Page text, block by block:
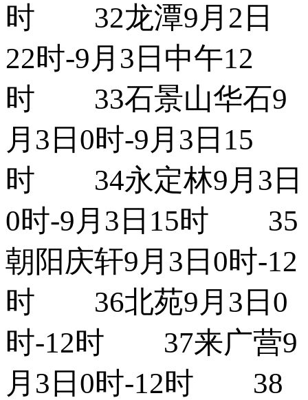
时 32龙潭9月2日
22时-9月3日中午12
时 33石景山华石9
月3日0时-9月3日15
时 34永定林9月3日
0时-9月3日15时 35
朝阳庆轩9月3日0时-12
时 36北苑9月3日0
时-12时 37来广营9
月3日0时-12时 38